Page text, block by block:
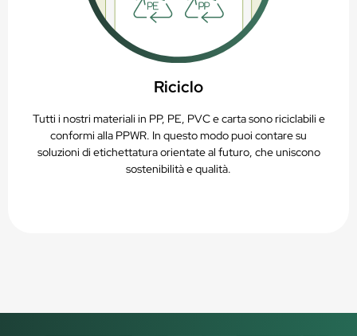
Riciclo
Tutti i nostri materiali in PP, PE, PVC e carta sono riciclabili e
conformi alla PPWR. In questo modo puoi contare su
soluzioni di etichettatura orientate al futuro, che uniscono
sostenibilità e qualità.